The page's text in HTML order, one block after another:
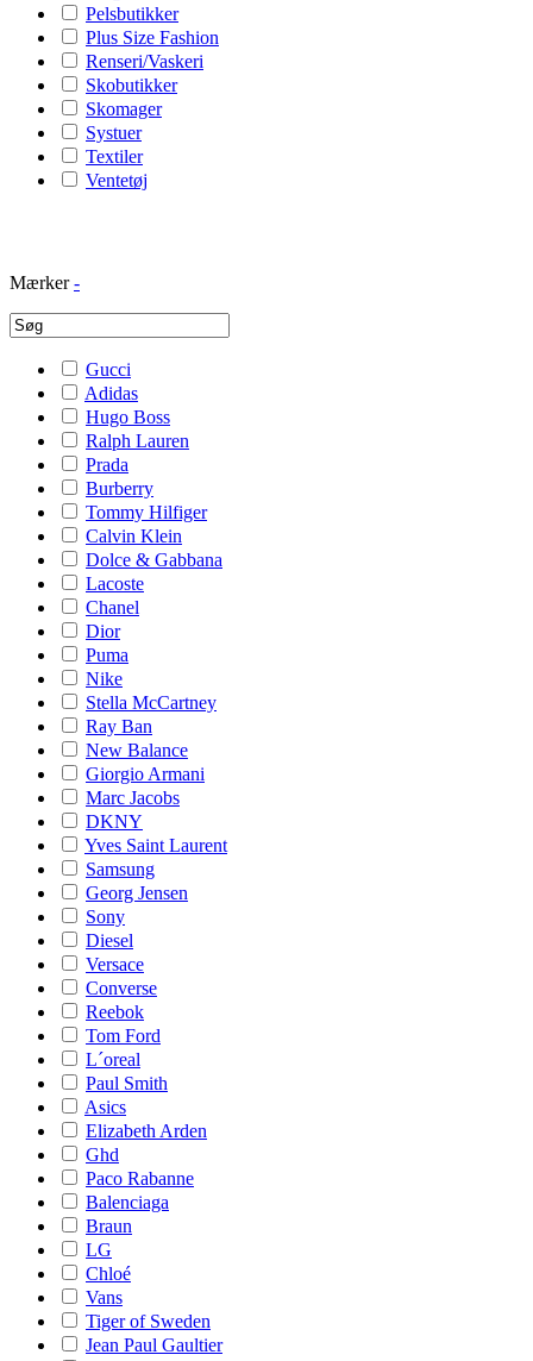
Pelsbutikker
Plus Size Fashion
Renseri/Vaskeri
Skobutikker
Skomager
Systuer
Textiler
Ventetøj
Mærker -
Gucci
Adidas
Hugo Boss
Ralph Lauren
Prada
Burberry
Tommy Hilfiger
Calvin Klein
Dolce & Gabbana
Lacoste
Chanel
Dior
Puma
Nike
Stella McCartney
Ray Ban
New Balance
Giorgio Armani
Marc Jacobs
DKNY
Yves Saint Laurent
Samsung
Georg Jensen
Sony
Diesel
Versace
Converse
Reebok
Tom Ford
L´oreal
Paul Smith
Asics
Elizabeth Arden
Ghd
Paco Rabanne
Balenciaga
Braun
LG
Chloé
Vans
Tiger of Sweden
Jean Paul Gaultier